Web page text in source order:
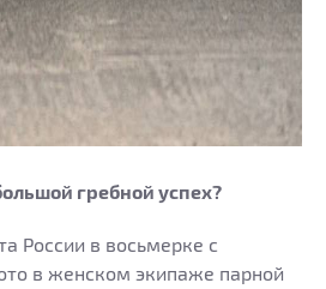
гребной успех?
России в восьмерке с
в женском экипаже парной